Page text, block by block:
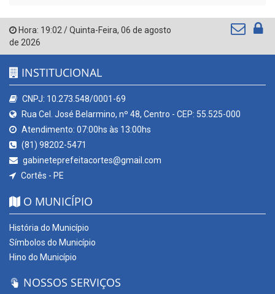
Hora: 19:02/Quinta-Feira, 06 de agosto
de 2026
INSTITUCIONAL
CNPJ: 10.273.548/0001-69
Rua Cel. José Belarmino, nº 48, Centro - CEP: 55.525-000
Atendimento: 07:00hs às 13:00hs
(81) 98202-5471
gabineteprefeitacortes@gmail.com
Cortês - PE
O MUNICÍPIO
História do Município
Símbolos do Município
Hino do Município
NOSSOS SERVIÇOS